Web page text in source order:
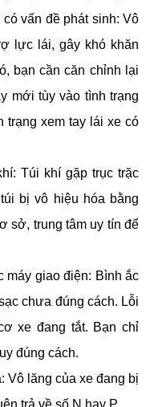
vấn đề phát sinh: Vô
lực lái, gây khó khăn
bạn cần căn chỉnh lại
mới tùy vào tình trạng
trạng xem tay lái xe có
Túi khí gặp trục trặc
bị vô hiệu hóa bằng
sở, trung tâm uy tín để
máy giao điện: Bình ắc
chưa đúng cách. Lỗi
xe đang tắt. Bạn chỉ
đúng cách.
Vô lăng của xe đang bị
trả về số N hay P.